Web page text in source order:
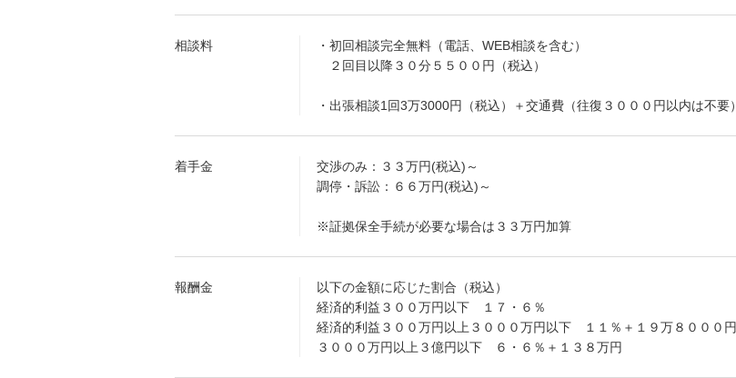
相談料
・初回相談完全無料（電話、WEB相談を含む）
２回目以降３０分５５００円（税込）
・出張相談1回3万3000円（税込）＋交通費（往復３０００円以内は不要）
着手金
交渉のみ：３３万円(税込)～
調停・訴訟：６６万円(税込)～
※証拠保全手続が必要な場合は３３万円加算
報酬金
以下の金額に応じた割合（税込）
経済的利益３００万円以下 １７・６％
経済的利益３００万円以上３０００万円以下 １１％＋１９万８０００円
３０００万円以上３億円以下 ６・６％＋１３８万円